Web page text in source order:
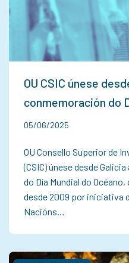
OU CSIC únese
conmemoración do
05/06/2025
OU Consello Superior de
(CSIC) únese desde
do Día Mundial do
desde 2009 por iniciativa
Nacións…